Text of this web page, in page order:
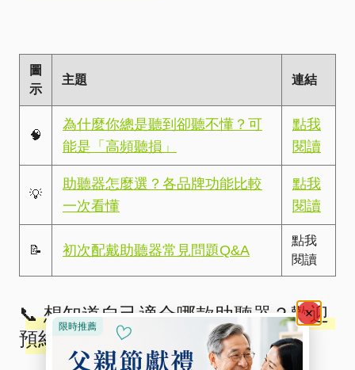
圖
示
主題 連結
🧠
為什麼你總是聽到卻聽不懂？可
能是「高頻聽損」
點我
閱讀
💡
助聽器怎麼選？各品牌功能比較
一次看懂
點我
閱讀
📝 初次配戴助聽器常見問題Q&A
點我
閱讀
📞 想知道自己適合哪款助聽器？歡迎
預約免費檢查